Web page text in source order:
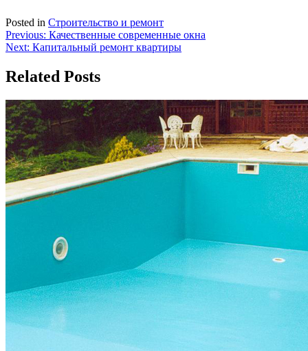
Posted in Строительство и ремонт
Навигация
по
записям
Previous: Качественные современные окна
Next: Капитальный ремонт квартиры
Related Posts